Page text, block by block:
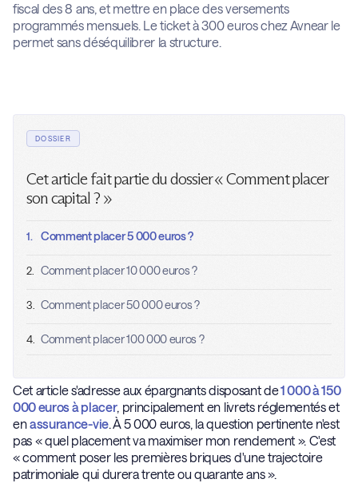
fiscal des 8 ans, et mettre en place des versements
programmés mensuels. Le ticket à 300 euros chez Avnear le
permet sans déséquilibrer la structure.
DOSSIER
Cet article fait partie du dossier « Comment placer
son capital ? »
1. Comment placer 5 000 euros ?
2. Comment placer 10 000 euros ?
3. Comment placer 50 000 euros ?
4. Comment placer 100 000 euros ?
Cet article s'adresse aux épargnants disposant de1 000 à 150
000 euros à placer, principalement en livrets réglementés et
enassurance-vie. À 5 000 euros, la question pertinente n'est
pas « quel placement va maximiser mon rendement ». C'est
« comment poser les premières briques d'une trajectoire
patrimoniale qui durera trente ou quarante ans ».